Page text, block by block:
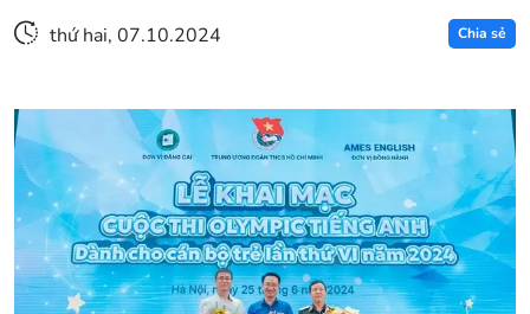
thứ hai, 07.10.2024 Chia sẻ